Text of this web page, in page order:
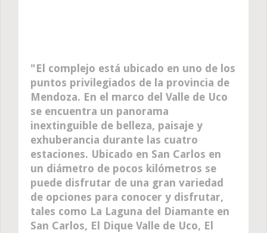
El complejo está ubicado en uno de los
puntos privilegiados de la provincia de
Mendoza. En el marco del Valle de Uco
se encuentra un panorama
inextinguible de belleza, paisaje y
exhuberancia durante las cuatro
estaciones. Ubicado en San Carlos en
un diámetro de pocos kilómetros se
puede disfrutar de una gran variedad
de opciones para conocer y disfrutar,
tales como La Laguna del Diamante en
San Carlos, El Dique Valle de Uco, El